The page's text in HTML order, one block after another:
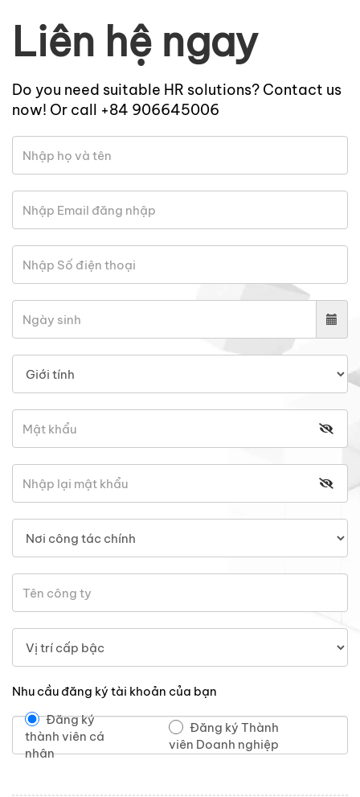
Liên hệ ngay
Do you need suitable HR solutions? Contact us
now! Or call +84 906645006
Nhu cầu đăng ký tài khoản của bạn
Đăng ký
thành viên cá
nhân
Đăng ký Thành
viên Doanh nghiệp